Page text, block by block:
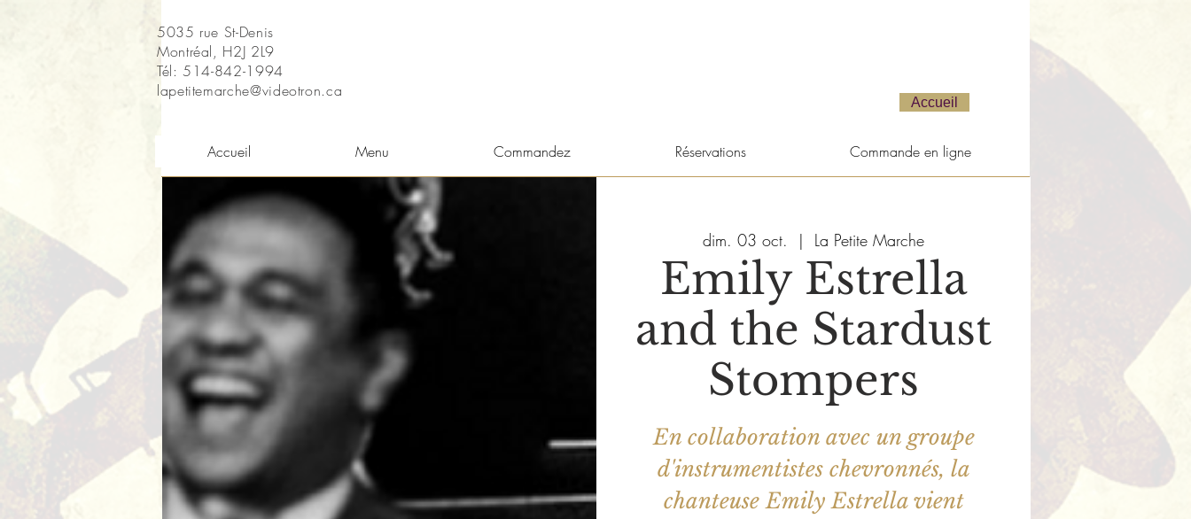
5035 rue St-Denis
Montréal, H2J 2L9
Tél: 514-842-1994
lapetitemarche@videotron.ca
Accueil
Accueil Menu Commandez Réservations Commande en ligne
dim. 03 oct.
  |
La Petite Marche
Emily Estrella
and the Stardust
Stompers
En collaboration avec un groupe
d'instrumentistes chevronnés, la
chanteuse Emily Estrella vient